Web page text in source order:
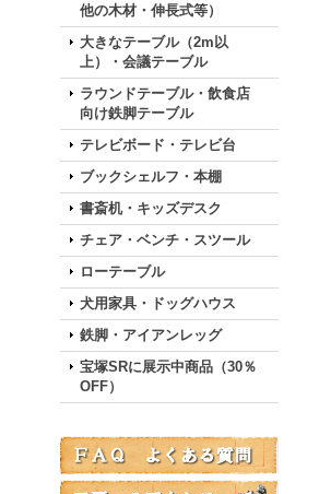
他の木材・伸長式等）
大きなテーブル（2m以
上）・会議テーブル
ラウンドテーブル・飲食店
向け鉄脚テーブル
テレビボード・テレビ台
ブックシェルフ・本棚
書斎机・キッズデスク
チェア・ベンチ・スツール
ローテーブル
犬用家具・ドッグハウス
鉄脚・アイアンレッグ
宝塚SRに展示中商品（30％
OFF）